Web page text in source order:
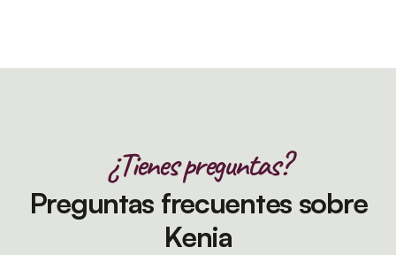
¿Tienes preguntas?
Preguntas frecuentes sobre
Kenia